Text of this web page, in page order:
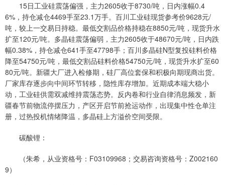
15日工业硅震荡偏强，主力2605收于8730/吨，日内涨幅0.4
6%，持仓减仓4469手至23.1万手。百川工业硅现货参考价9628元/
吨，较上一交易日持稳。最低交割品价格持稳在8850元/吨，现货升水
扩至120元/吨。多晶硅震荡偏弱，主力2605收于48670元/吨，日内跌
幅0.38%，持仓减仓641手至47798手；百川多晶硅N型复投硅料价格
降至54750元/吨，最低交割品硅料价格54750元/吨，现货升水扩至60
80元/吨。新疆大厂进入检修期，硅厂高位套保和积极向期现商出货。
厂家库存逐步向中间环节转移，隐性库存增加。近期成本端大稳小
动，工业硅供需双减维持震荡态势。反内卷和行业自律消息频发，新
疆春节前物流停摆压力，产区开启节前抢运动作，出现集中性仓单注
册，过热投机情绪降温，多晶硅上方溢价空间受限。
碳酸锂：
（朱希，从业资格号：F03109968；交易咨询资格号：Z002160
9）